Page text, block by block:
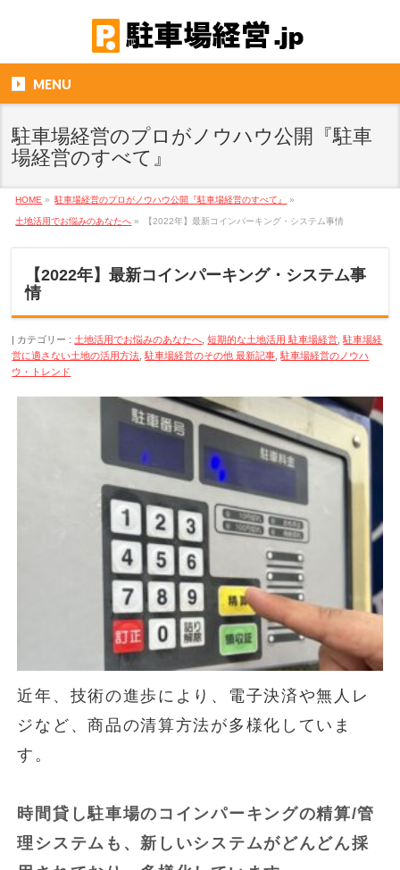
MENU
駐車場経営のプロがノウハウ公開『駐車
場経営のすべて』
HOME » 駐車場経営のプロがノウハウ公開『駐車場経営のすべて』 »
土地活用でお悩みのあなたへ » 【2022年】最新コインパーキング・システム事情
【2022年】最新コインパーキング・システム事
情
カテゴリー : 土地活用でお悩みのあなたへ ,短期的な土地活用 駐車場経営 ,駐車場経
営に適さない土地の活用方法 ,駐車場経営のその他 最新記事 ,駐車場経営のノウハ
ウ・トレンド
近年、技術の進歩により、電子決済や無人レ
ジなど、商品の清算方法が多様化していま
す。
時間貸し駐車場のコインパーキングの精算/管
理システムも、新しいシステムがどんどん採